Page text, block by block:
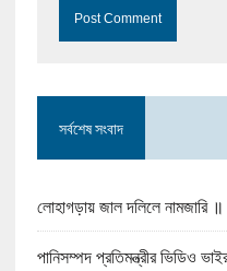
সর্বশেষ সংবাদ
লোহাগড়ায় জাল দলিলে নামজারি
পানিসম্পদ প্রতিমন্ত্রীর ভিডিও